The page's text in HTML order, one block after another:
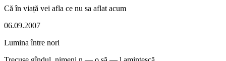
Că în viață vei afla ce nu sa aflat acum
06.09.2007
Lumina între nori